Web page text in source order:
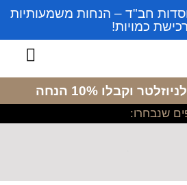
חב"ד – הנחות משמעותיות
כמויות!
וקבלו 10% הנחה
שנבחרו: